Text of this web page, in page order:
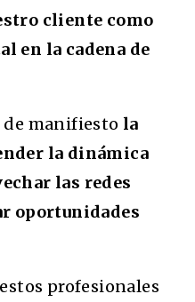
cliente como
en la cadena de
de manifiesto la
la dinámica
las redes
oportunidades
profesionales